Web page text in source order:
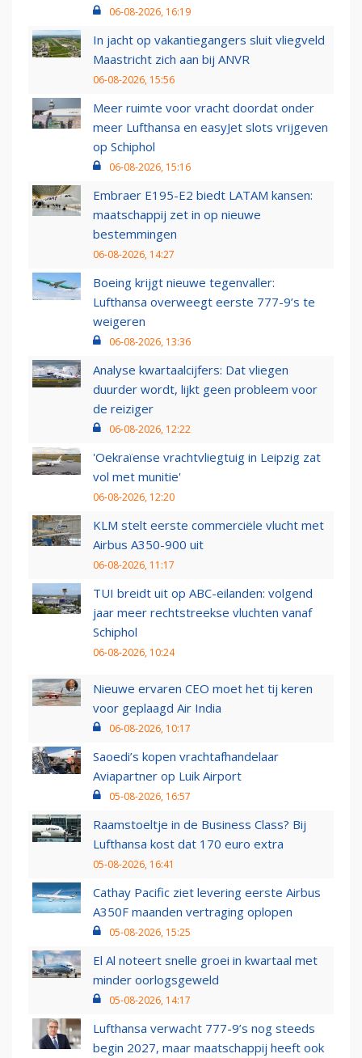
06-08-2026, 16:19
In jacht op vakantiegangers sluit vliegveld
Maastricht zich aan bij ANVR
06-08-2026, 15:56
Meer ruimte voor vracht doordat onder
meer Lufthansa en easyJet slots vrijgeven
op Schiphol
06-08-2026, 15:16
Embraer E195-E2 biedt LATAM kansen:
maatschappij zet in op nieuwe
bestemmingen
06-08-2026, 14:27
Boeing krijgt nieuwe tegenvaller:
Lufthansa overweegt eerste 777-9’s te
weigeren
06-08-2026, 13:36
Analyse kwartaalcijfers: Dat vliegen
duurder wordt, lijkt geen probleem voor
de reiziger
06-08-2026, 12:22
'Oekraïense vrachtvliegtuig in Leipzig zat
vol met munitie'
06-08-2026, 12:20
KLM stelt eerste commerciële vlucht met
Airbus A350-900 uit
06-08-2026, 11:17
TUI breidt uit op ABC-eilanden: volgend
jaar meer rechtstreekse vluchten vanaf
Schiphol
06-08-2026, 10:24
Nieuwe ervaren CEO moet het tij keren
voor geplaagd Air India
06-08-2026, 10:17
Saoedi’s kopen vrachtafhandelaar
Aviapartner op Luik Airport
05-08-2026, 16:57
Raamstoeltje in de Business Class? Bij
Lufthansa kost dat 170 euro extra
05-08-2026, 16:41
Cathay Pacific ziet levering eerste Airbus
A350F maanden vertraging oplopen
05-08-2026, 15:25
El Al noteert snelle groei in kwartaal met
minder oorlogsgeweld
05-08-2026, 14:17
Lufthansa verwacht 777-9’s nog steeds
begin 2027, maar maatschappij heeft ook